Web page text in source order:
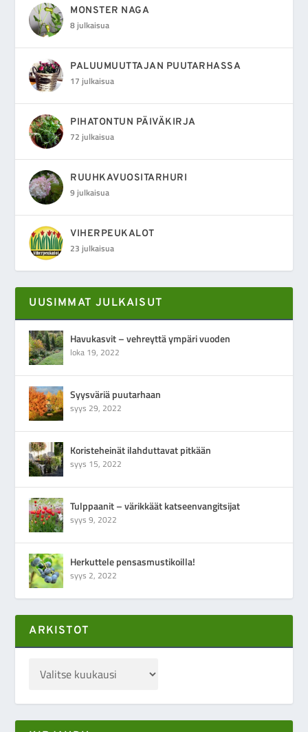
MONSTER NAGA
8 julkaisua
PALUUMUUTTAJAN PUUTARHASSA
17 julkaisua
PIHATONTUN PÄIVÄKIRJA
72 julkaisua
RUUHKAVUOSITARHURI
9 julkaisua
VIHERPEUKALOT
23 julkaisua
UUSIMMAT JULKAISUT
Havukasvit – vehreyttä ympäri vuoden
loka 19, 2022
Syysväriä puutarhaan
syys 29, 2022
Koristeheinät ilahduttavat pitkään
syys 15, 2022
Tulppaanit – värikkäät katseenvangitsijat
syys 9, 2022
Herkuttele pensasmustikoilla!
syys 2, 2022
ARKISTOT